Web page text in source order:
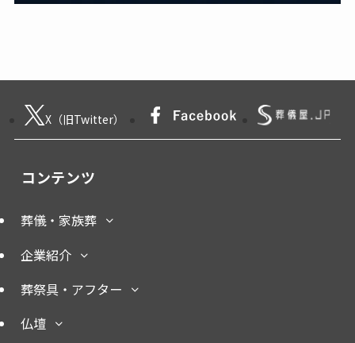
X（旧Twitter）
コンテンツ
葬儀・家族葬
企業紹介
葬祭具・アフター
仏壇